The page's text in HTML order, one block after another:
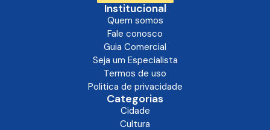
Institucional
Quem somos
Fale conosco
Guia Comercial
Seja um Especialista
Termos de uso
Politica de privacidade
Categorias
Cidade
Cultura